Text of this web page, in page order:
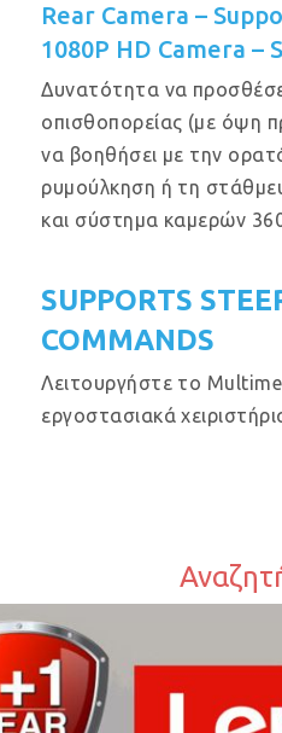
Rear Camera –
1080P HD Camera –
Δυνατότητα να
οπισθοπορείας (με όψη
να βοηθήσει με την
ρυμούλκηση ή τη
και σύστημα καμερών
SUPPORTS
COMMANDS
Λειτουργήστε το
εργοστασιακά